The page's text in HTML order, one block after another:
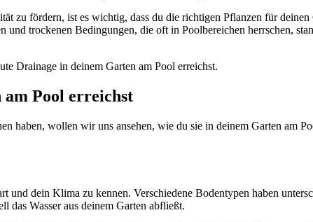
zu fördern, ist es wichtig, dass du die richtigen Pflanzen für
und trockenen Bedingungen, die oft in Poolbereichen herrschen,
Drainage in deinem Garten am Pool erreichst.
Pool erreichst
haben, wollen wir uns ansehen, wie du sie in deinem Garten am
und dein Klima zu kennen. Verschiedene Bodentypen haben
das Wasser aus deinem Garten abfließt.